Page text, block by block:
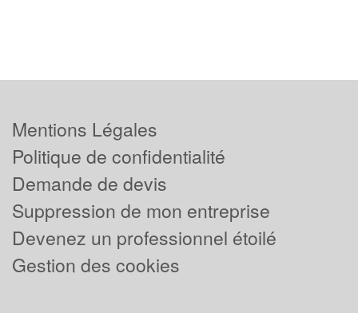
Mentions Légales
Politique de confidentialité
Demande de devis
Suppression de mon entreprise
Devenez un professionnel étoilé
Gestion des cookies